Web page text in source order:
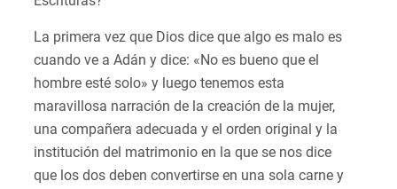
La primera vez que Dios dice que algo es malo es
cuando ve a Adán y dice: «No es bueno que el
hombre esté solo» y luego tenemos esta
maravillosa narración de la creación de la mujer,
una compañera adecuada y el orden original y la
institución del matrimonio en la que se nos dice
que los dos deben convertirse en una sola carne y